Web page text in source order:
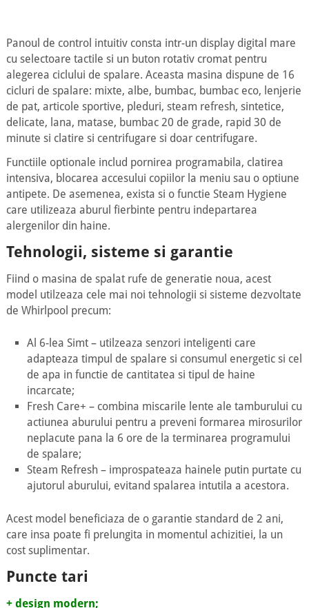
Panoul de control intuitiv consta intr-un display digital mare
cu selectoare tactile si un buton rotativ cromat pentru
alegerea ciclului de spalare. Aceasta masina dispune de 16
cicluri de spalare: mixte, albe, bumbac, bumbac eco, lenjerie
de pat, articole sportive, pleduri, steam refresh, sintetice,
delicate, lana, matase, bumbac 20 de grade, rapid 30 de
minute si clatire si centrifugare si doar centrifugare.
Functiile optionale includ pornirea programabila, clatirea
intensiva, blocarea accesului copiilor la meniu sau o optiune
antipete. De asemenea, exista si o functie Steam Hygiene
care utilizeaza aburul fierbinte pentru indepartarea
alergenilor din haine.
Tehnologii, sisteme si garantie
Fiind o masina de spalat rufe de generatie noua, acest
model utilzeaza cele mai noi tehnologii si sisteme dezvoltate
de Whirlpool precum:
Al 6-lea Simt – utilzeaza senzori inteligenti care
adapteaza timpul de spalare si consumul energetic si cel
de apa in functie de cantitatea si tipul de haine
incarcate;
Fresh Care+ – combina miscarile lente ale tamburului cu
actiunea aburului pentru a preveni formarea mirosurilor
neplacute pana la 6 ore de la terminarea programului
de spalare;
Steam Refresh – improspateaza hainele putin purtate cu
ajutorul aburului, evitand spalarea intutila a acestora.
Acest model beneficiaza de o garantie standard de 2 ani,
care insa poate fi prelungita in momentul achizitiei, la un
cost suplimentar.
Puncte tari
+ design modern;